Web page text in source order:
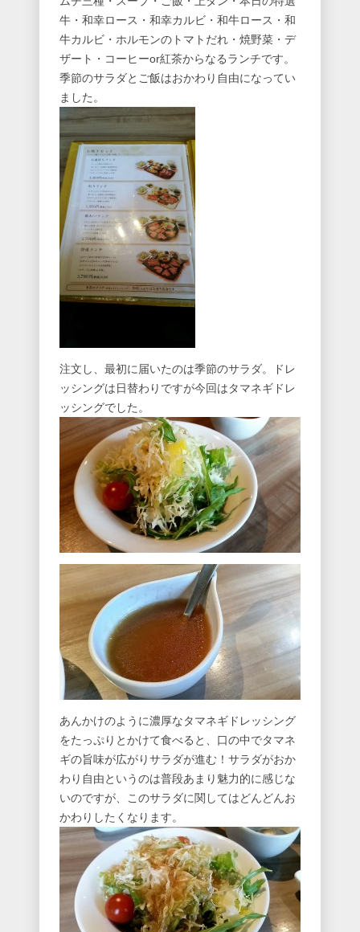
牛・和幸ロース・和幸カルビ・和牛ロース・和
牛カルビ・ホルモンのトマトだれ・焼野菜・デ
ザート・コーヒーor紅茶からなるランチです。
季節のサラダとご飯はおかわり自由になってい
ました。
注文し、最初に届いたのは季節のサラダ。ドレ
ッシングは日替わりですが今回はタマネギドレ
ッシングでした。
あんかけのように濃厚なタマネギドレッシング
をたっぷりとかけて食べると、口の中でタマネ
ギの旨味が広がりサラダが進む！サラダがおか
わり自由というのは普段あまり魅力的に感じな
いのですが、このサラダに関してはどんどんお
かわりしたくなります。